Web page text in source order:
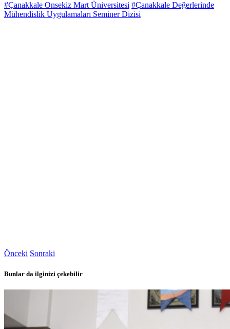
#Çanakkale Onsekiz Mart Üniversitesi #Çanakkale Değerlerinde
Mühendislik Uygulamaları Seminer Dizisi
Önceki Sonraki
Bunlar da ilginizi çekebilir